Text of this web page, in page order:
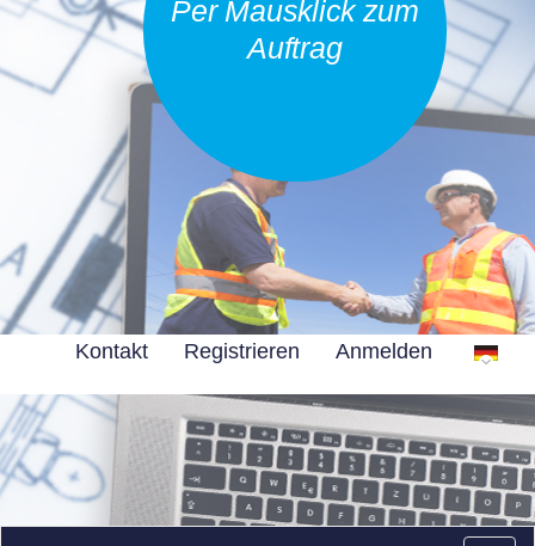
Per Mausklick zum
Auftrag
Kontakt Registrieren Anmelden